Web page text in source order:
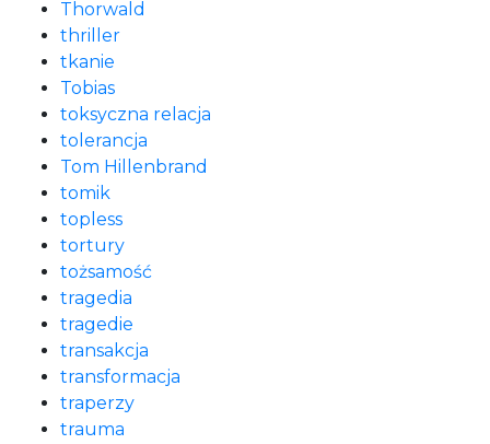
Thorwald
thriller
tkanie
Tobias
toksyczna relacja
tolerancja
Tom Hillenbrand
tomik
topless
tortury
tożsamość
tragedia
tragedie
transakcja
transformacja
traperzy
trauma